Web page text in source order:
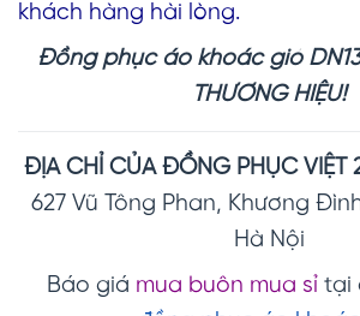
khách hàng hài lòng.
Đồng phục áo khoác gió DN13
THƯƠNG HIỆU!
ĐỊA CHỈ CỦA ĐỒNG PHỤC VIỆT
627 Vũ Tông Phan, Khương
Hà Nội
Báo giá mua buôn mua sỉ tại